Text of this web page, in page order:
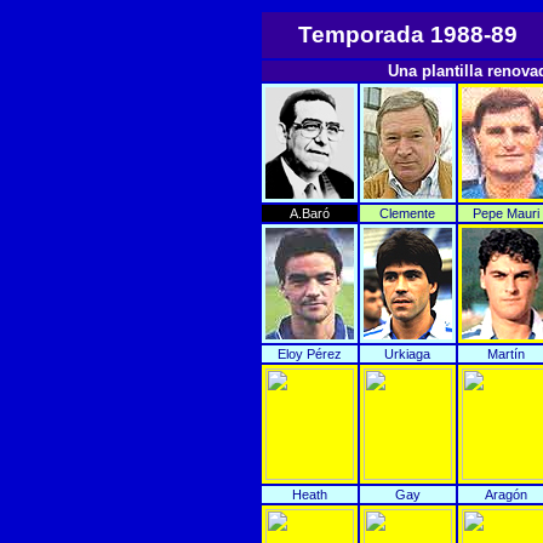
Temporada 1988-89
Una plantilla
A.Baró Clemente Pepe Mauri
Eloy Pérez Urkiaga Martín
Heath Gay Aragón